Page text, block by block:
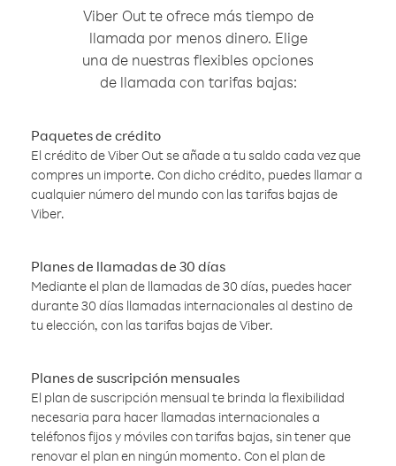
Viber Out te ofrece más tiempo de
llamada por menos dinero. Elige
una de nuestras flexibles opciones
de llamada con tarifas bajas:
Paquetes de crédito
El crédito de Viber Out se añade a tu saldo cada vez que
compres un importe. Con dicho crédito, puedes llamar a
cualquier número del mundo con las tarifas bajas de
Viber.
Planes de llamadas de 30 días
Mediante el plan de llamadas de 30 días, puedes hacer
durante 30 días llamadas internacionales al destino de
tu elección, con las tarifas bajas de Viber.
Planes de suscripción mensuales
El plan de suscripción mensual te brinda la flexibilidad
necesaria para hacer llamadas internacionales a
teléfonos fijos y móviles con tarifas bajas, sin tener que
renovar el plan en ningún momento. Con el plan de